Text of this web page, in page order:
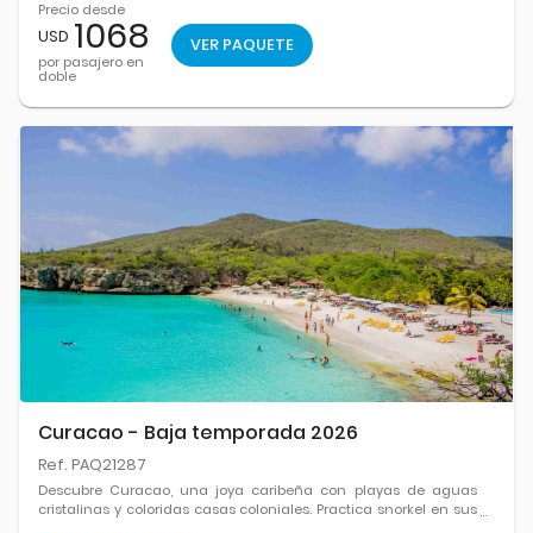
Precio desde
USD 1068
por pasajero en
doble
VER PAQUETE
Curacao - Baja temporada 2026
Ref. PAQ21287
Descubre Curacao, una joya caribeña con playas de aguas
cristalinas y coloridas casas coloniales. Practica snorkel en sus